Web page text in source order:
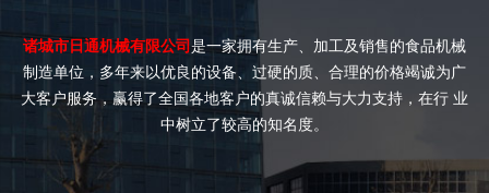
诸城市日通机械有限公司 是一家拥有生产、加工及销售的食品机械
制造单位，多年来以优良的设备、过硬的质、合理的价格竭诚为广
大客户服务，赢得了全国各地客户的真诚信赖与大力支持，在行 业
中树立了较高的知名度。